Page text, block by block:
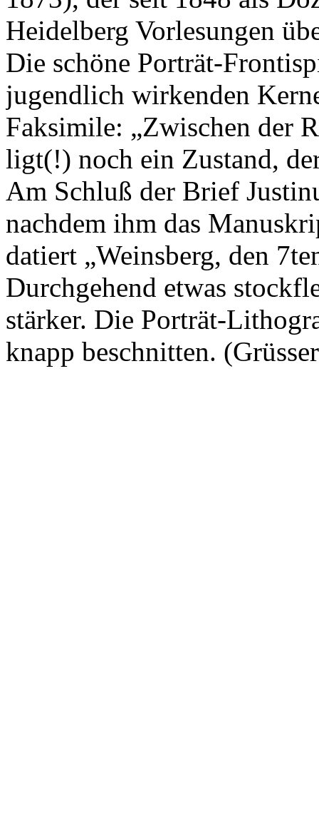
Heidelberg Vorlesungen
Die schöne Porträt-
jugendlich wirkenden
Faksimile: „Zwischen der
ligt(!) noch ein Zustand,
Am Schluß der Brief
nachdem ihm das
datiert „Weinsberg, den
Durchgehend etwas
stärker. Die Porträt-
knapp beschnitten.